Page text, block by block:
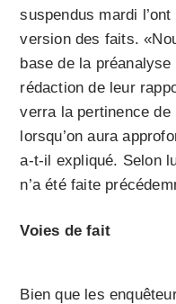
suspendus mardi
version des faits.
base de la
rédaction de leur
verra la pertinence
lorsqu’on aura
a-t-il expliqué. Selon
n’a été faite
Voies de fait
Bien que les